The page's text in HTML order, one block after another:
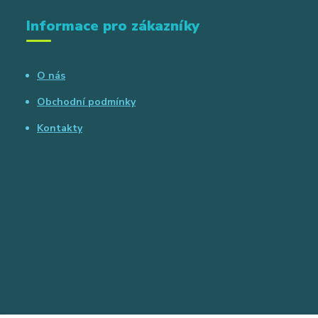
Informace pro zákazníky
O nás
Obchodní podmínky
Kontakty